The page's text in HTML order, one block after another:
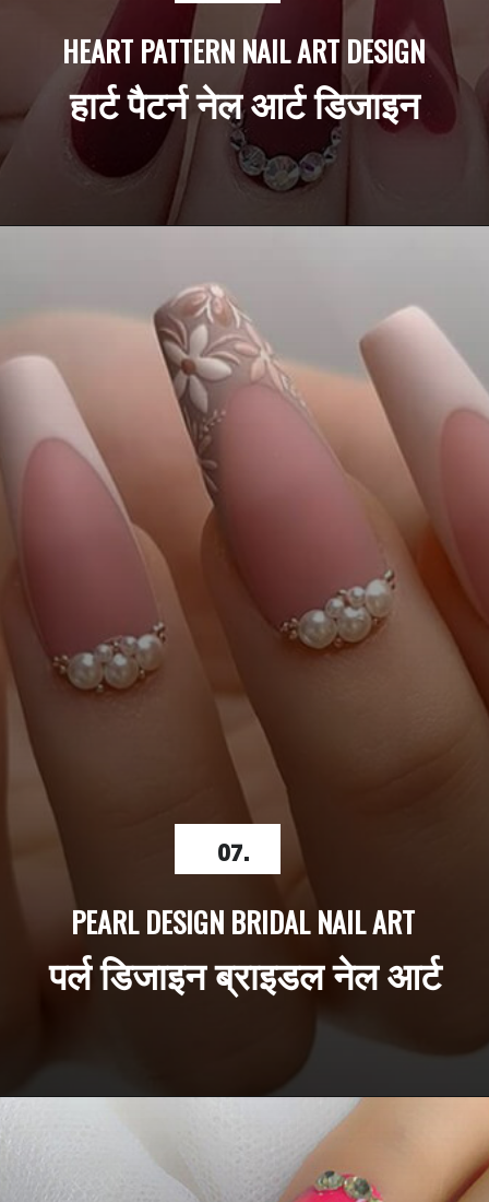
HEART PATTERN NAIL ART DESIGN
हार्ट पैटर्न नेल आर्ट डिजाइन
PEARL DESIGN BRIDAL NAIL ART
पर्ल डिजाइन ब्राइडल नेल आर्ट
07.